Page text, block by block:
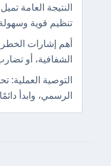
النتيجة العامة
تنظيم قوية
أهم إشارات
الشفافية، أو
التوصية
الرسمي، وابدأ